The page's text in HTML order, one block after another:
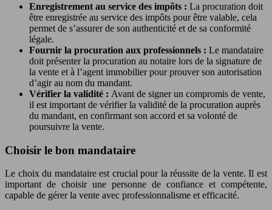
Enregistrement au service des impôts : La procuration doit
être enregistrée au service des impôts pour être valable, cela
permet de s’assurer de son authenticité et de sa conformité
légale.
Fournir la procuration aux professionnels : Le mandataire
doit présenter la procuration au notaire lors de la signature de
la vente et à l’agent immobilier pour prouver son autorisation
d’agir au nom du mandant.
Vérifier la validité : Avant de signer un compromis de vente,
il est important de vérifier la validité de la procuration auprès
du mandant, en confirmant son accord et sa volonté de
poursuivre la vente.
Choisir le bon mandataire
Le choix du mandataire est crucial pour la réussite de la vente. Il est
important de choisir une personne de confiance et compétente,
capable de gérer la vente avec professionnalisme et efficacité.